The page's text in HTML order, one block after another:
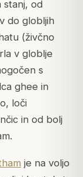
stanj, od
do globljih
(živčno
v globlje
s
ghee in
loči
in od bolj
je na voljo